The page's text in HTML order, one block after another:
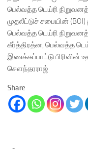
பெல்வத்த டெய்ரி
முதலீட்டுச் சபையின்
பெல்வத்த டெய்ரி
கீர்த்திரத்ன, பெல்வத்த
இணக்கப்பாட்டு பிரிவின்
சௌந்தரராஜ்
Share